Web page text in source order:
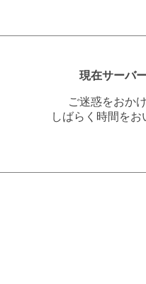
現在サーバ
ご迷惑をおか
しばらく時間を